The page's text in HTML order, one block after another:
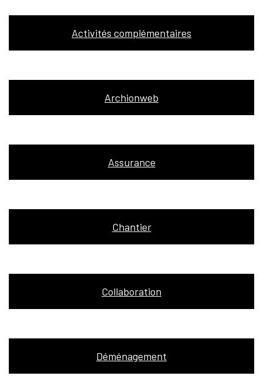
Activités complémentaires
Archionweb
Assurance
Chantier
Collaboration
Déménagement